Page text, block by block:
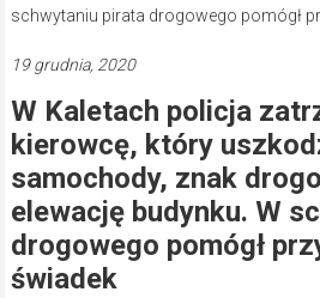
19 grudnia, 2020
W Kaletach policja
kierowcę, który
samochody, znak
elewację budynku. W
drogowego pomógł
świadek